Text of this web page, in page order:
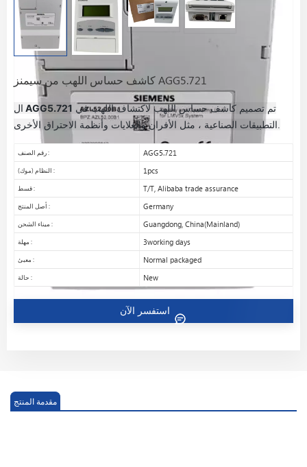
كاشف حساس اللهب من سيمنز AGG5.721
ال AGG5.721
التطبيقات الصناعية ، مثل الأفران والغلايات وأنظمة الاحتراق الأخرى.
رقم الصنف : AGG5.721
النظام (موك) : 1pcs
قسط : T/T, Alibaba trade assurance
أصل المنتج : Germany
ميناء الشحن : Guangdong, China(Mainland)
مهلة : 3working days
معبئ : Normal packaged
حالة : New
مقدمة المنتج